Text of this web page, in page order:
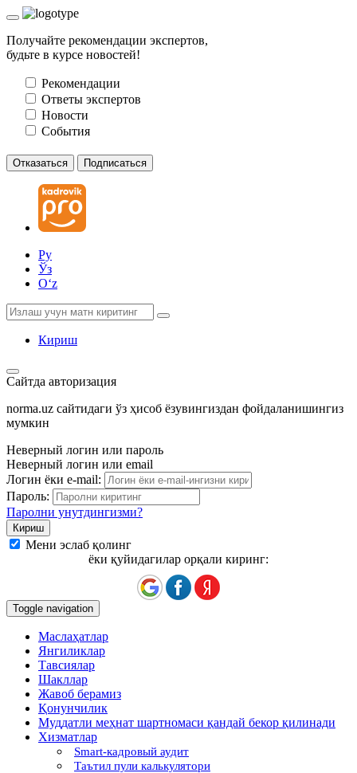
Получайте рекомендации экспертов,
будьте в курсе новостей!
Рекомендации
Ответы экспертов
Новости
События
Отказаться Подписаться
Ру
Ўз
Oʻz
Кириш
Сайтда авторизация
norma.uz сайтидаги ўз ҳисоб ёзувингиздан фойдаланишингиз
мумкин
Неверный логин или пароль
Неверный логин или email
Логин ёки e-mail:
Пароль:
Паролни унутдингизми?
Мени эслаб қолинг
ёки қуйидагилар орқали киринг:
Toggle navigation
Маслаҳатлар
Янгиликлар
Тавсиялар
Шакллар
Жавоб берамиз
Қонунчилик
Муддатли меҳнат шартномаси қандай бекор қилинади
Хизматлар
Smart-кадровый аудит
Таътил пули калькулятори